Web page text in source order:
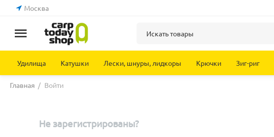
Москва
Удилища Катушки Лески, шнуры, лидкоры Крючки Зиг-риг
Главная / Войти
Не зарегистрированы?